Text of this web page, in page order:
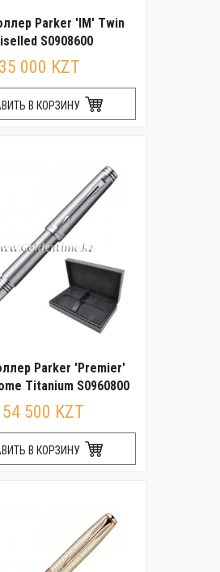
Parker 'IM' Twin
S0908600
35 000 KZT
В КОРЗИНУ
Parker 'Premier'
Titanium S0960800
500 KZT
В КОРЗИНУ